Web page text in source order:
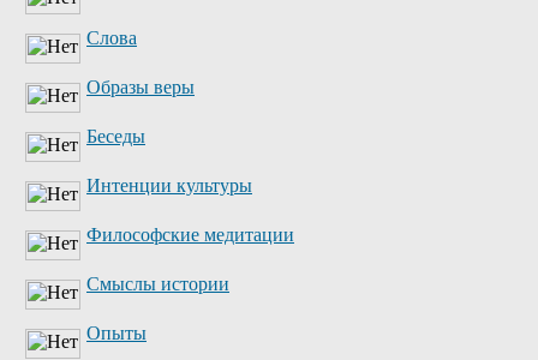
Слова
Образы веры
Беседы
Интенции культуры
Философские медитации
Смыслы истории
Опыты